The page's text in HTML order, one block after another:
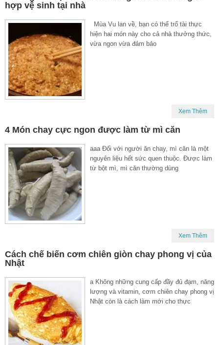
hợp vệ sinh tại nhà
Mùa Vu lan về, bạn có thể trổ tài thực
hiện hai món này cho cả nhà thưởng thức,
vừa ngon vừa đảm bảo
Xem Thêm
4 Món chay cực ngon được làm từ mì căn
aaa Đối với người ăn chay, mì căn là một
nguyên liệu hết sức quen thuộc. Được làm
từ bột mì, mì căn thường dùng
Xem Thêm
Cách chế biến cơm chiên giòn chay phong vị của
Nhật
a Không những cung cấp đầy đủ đạm, năng
lượng và vitamin, cơm chiên chay phong vị
Nhật còn là cách làm mới cho thực